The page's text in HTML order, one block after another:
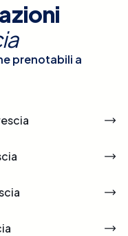
prenotabili a